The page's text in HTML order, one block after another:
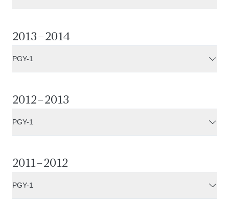
2013–2014
PGY-1
2012–2013
PGY-1
2011–2012
PGY-1